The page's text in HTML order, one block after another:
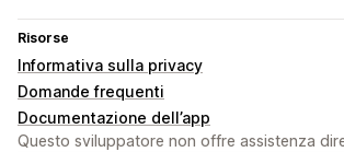
Risorse
Informativa sulla privacy
Domande frequenti
Documentazione dell’app
Questo sviluppatore non offre assistenza